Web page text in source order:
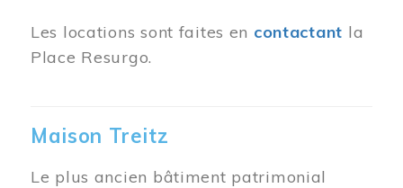
Les locations sont faites en contactant la
Place Resurgo.
Maison Treitz
Le plus ancien bâtiment patrimonial